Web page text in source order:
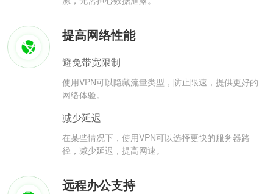
提高网络性能
避免带宽限制
使用VPN可以隐藏流量类型，防止限速，提供更好的
网络体验。
减少延迟
在某些情况下，使用VPN可以选择更快的服务器路
径，减少延迟，提高网速。
远程办公支持